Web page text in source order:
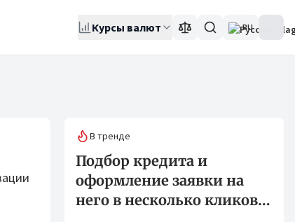
Курсы валют RU
В тренде
Подбор кредита и
оформление заявки на
него в несколько кликов: